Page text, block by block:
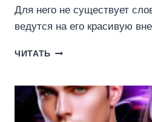
Для него не существует
ведутся на его красивую
ЧИТАТЬ МАМА
МАЖОРА
(ЮЛИЯ
СТИШКОВСКАЯ)